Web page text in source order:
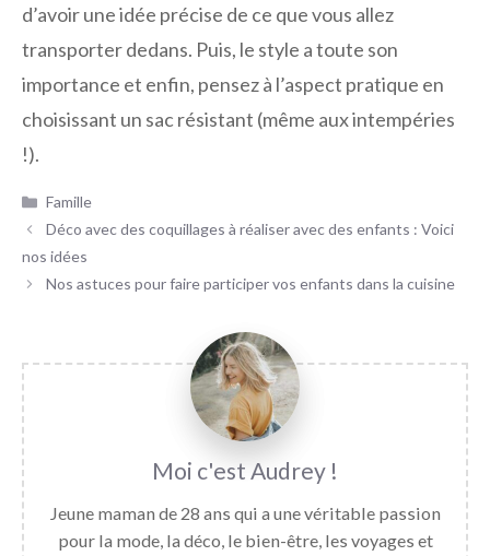
d’avoir une idée précise de ce que vous allez
transporter dedans. Puis, le style a toute son
importance et enfin, pensez à l’aspect pratique en
choisissant un sac résistant (même aux intempéries
!).
Catégories
Famille
Déco avec des coquillages à réaliser avec des enfants : Voici
nos idées
Nos astuces pour faire participer vos enfants dans la cuisine
Audrey
Jeune maman de 28 ans qui a une véritable passion
pour la mode, la déco, le bien-être, les voyages et